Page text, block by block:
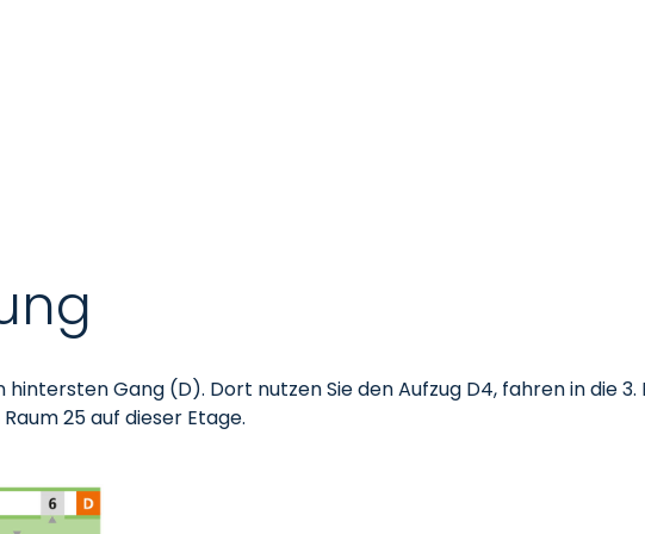
Gang (D). Dort nutzen Sie den Aufzug D4, fahren in die
25 auf dieser Etage.